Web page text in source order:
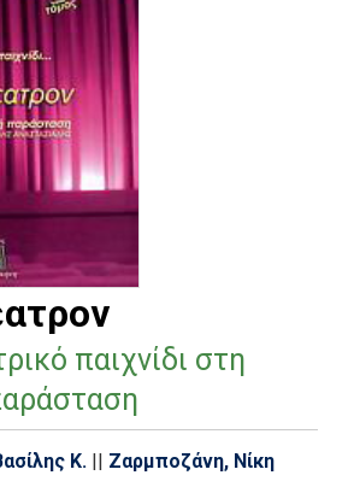
παιχνίδι στη
Κ. || Ζαρμποζάνη, Νίκη